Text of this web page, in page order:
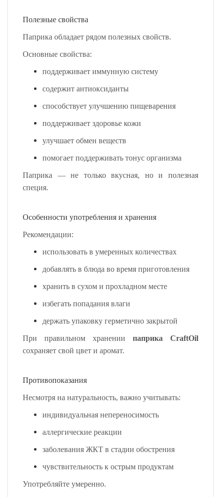
Полезные свойства
Паприка обладает рядом полезных свойств.
Основные свойства:
поддерживает иммунную систему
содержит антиоксиданты
способствует улучшению пищеварения
поддерживает здоровье кожи
улучшает обмен веществ
помогает поддерживать тонус организма
Паприка — не только вкусная, но и полезная
специя.
Особенности употребления и хранения
Рекомендации:
использовать в умеренных количествах
добавлять в блюда во время приготовления
хранить в сухом и прохладном месте
избегать попадания влаги
держать упаковку герметично закрытой
При правильном хранении паприка CraftOil
сохраняет свой цвет и аромат.
Противопоказания
Несмотря на натуральность, важно учитывать:
индивидуальная непереносимость
аллергические реакции
заболевания ЖКТ в стадии обострения
чувствительность к острым продуктам
Употребляйте умеренно.